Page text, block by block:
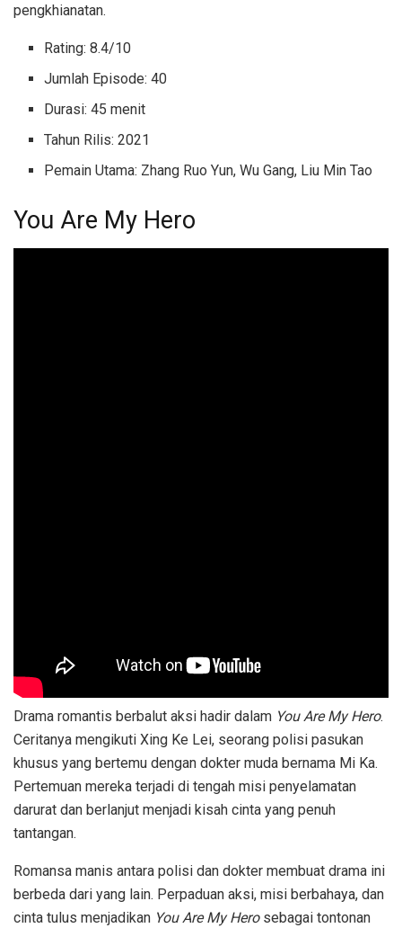
pengkhianatan.
Rating: 8.4/10
Jumlah Episode: 40
Durasi: 45 menit
Tahun Rilis: 2021
Pemain Utama: Zhang Ruo Yun, Wu Gang, Liu Min Tao
You Are My Hero
Drama romantis berbalut aksi hadir dalam You Are My Hero.
Ceritanya mengikuti Xing Ke Lei, seorang polisi pasukan
khusus yang bertemu dengan dokter muda bernama Mi Ka.
Pertemuan mereka terjadi di tengah misi penyelamatan
darurat dan berlanjut menjadi kisah cinta yang penuh
tantangan.
Romansa manis antara polisi dan dokter membuat drama ini
berbeda dari yang lain. Perpaduan aksi, misi berbahaya, dan
cinta tulus menjadikan You Are My Herosebagai tontonan